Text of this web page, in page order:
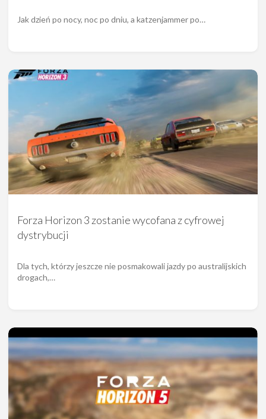
Jak dzień po nocy, noc po dniu, a katzenjammer po…
Forza Horizon 3 zostanie wycofana z cyfrowej
dystrybucji
Dla tych, którzy jeszcze nie posmakowali jazdy po australijskich
drogach,…